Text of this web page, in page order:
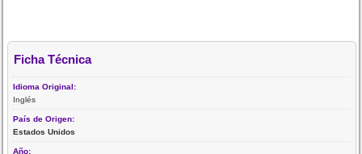
Ficha Técnica
Idioma Original:
Inglés
País de Origen:
Estados Unidos
Año: